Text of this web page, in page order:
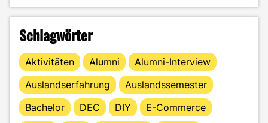
Schlagwörter
Aktivitäten Alumni
Alumni-Interview
Auslandserfahrung
Auslandssemester
Bachelor
DEC DIY
E-Commerce